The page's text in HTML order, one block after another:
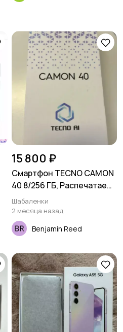
15 800 ₽
Смартфон TECNO CAMON
40 8/256 ГБ, Распечатаем
и проверим при покупке.
цвет: чёрный, зелёный,
серебро.
Шабаленки
2 месяца назад
Benjamin Reed